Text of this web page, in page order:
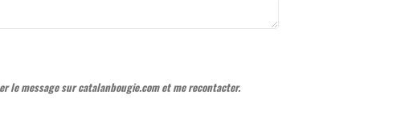
le message sur catalanbougie.com et me recontacter.